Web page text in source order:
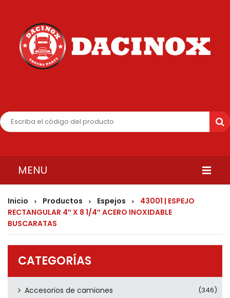
MENU
INICIO
QUIENES SOMOS
PRODUCTOS
CONTÁCTENOS
Inicio > Productos > Espejos >
43001 | ESPEJO
RECTANGULAR 4″ X 8 1/4″ ACERO INOXIDABLE
BUSCARATAS
CATEGORÍAS
Accesorios de camiones (346)